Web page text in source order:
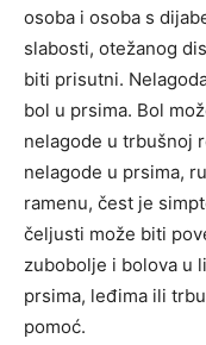
osoba i osoba s
slabosti, otežanog
biti prisutni.
bol u prsima. Bol
nelagode u trbušnoj
nelagode u prsima,
ramenu, čest je
čeljusti može biti
zubobolje i bolova u
prsima, leđima ili
pomoć.